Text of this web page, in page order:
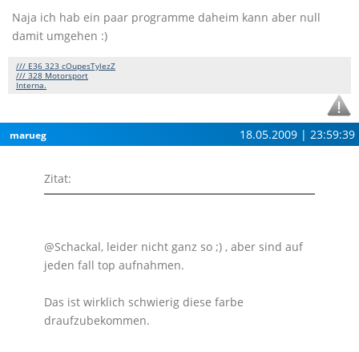
Naja ich hab ein paar programme daheim kann aber null
damit umgehen :)
/// E36 323 cOupesTylezZ
/// 328 Motorsport
Interna.
marueg 18.05.2009 | 23:59:39
Zitat:
@Schackal, leider nicht ganz so ;) , aber sind auf
jeden fall top aufnahmen.
Das ist wirklich schwierig diese farbe
draufzubekommen.